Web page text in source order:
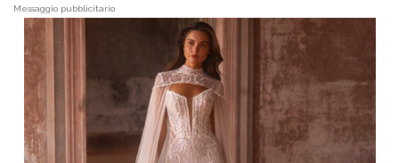
Messaggio pubblicitario